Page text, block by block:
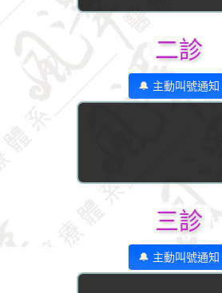
二診
🔔 主動叫號通知
三診
🔔 主動叫號通知